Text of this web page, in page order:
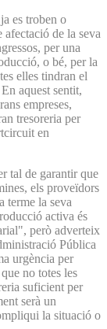
es troben o
afectació de la seva
per una
o bé, per la
elles tindran el
aquest sentit,
empreses,
tresoreria per
en
tal de garantir que
els proveïdors
terme la seva
activa és
però adverteix
Pública
urgència per
no totes les
suficient per
serà un
la situació o